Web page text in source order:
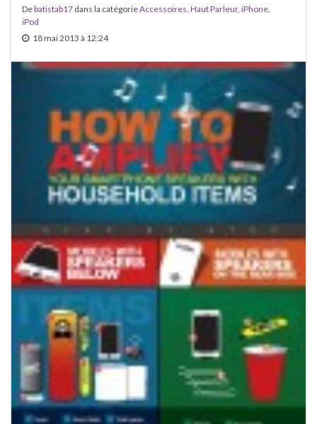
Debatistab17 dans la catégorieAccessoires Haut Parleur, iPhone
iPod
18 mai 2013 à 12:24